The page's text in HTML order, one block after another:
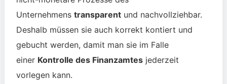
Unternehmens transparentund nachvollziehbar.
Deshalb müssen sie auch korrekt kontiert und
gebucht werden, damit man sie im Falle
einer Kontrolle des Finanzamtesjederzeit
vorlegen kann.